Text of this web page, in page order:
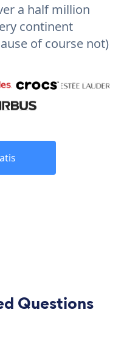
a half million
continent
of course not)
Questions